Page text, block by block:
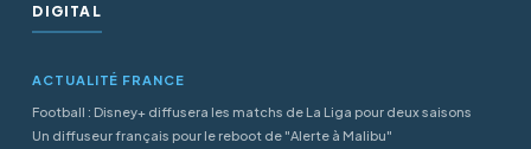
DIGITAL
ACTUALITÉ FRANCE
Football : Disney+ diffusera les matchs de La Liga pour deux saisons
Un diffuseur français pour le reboot de "Alerte à Malibu"